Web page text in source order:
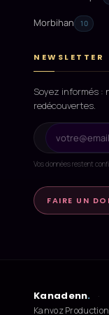
Morbihan 10
NEWSLETTER
Soyez informés :
redécouvertes.
Vos données restent
FAIRE UN
Kanadenn.
·
Kanvoz